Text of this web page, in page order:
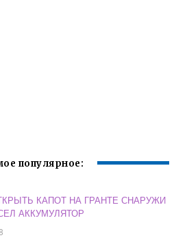
популярное:
КАПОТ НА ГРАНТЕ СНАРУЖИ
АККУМУЛЯТОР